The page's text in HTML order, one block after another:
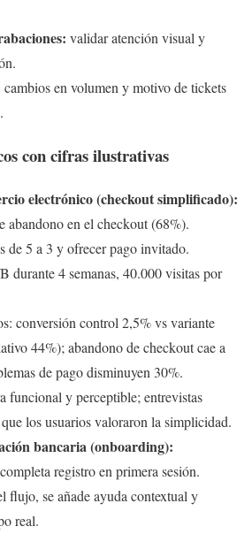
validar atención visual y
cambios en volumen y motivo de tickets
con cifras ilustrativas
electrónico (checkout simplificado):
abandono en el checkout (68%).
de 5 a 3 y ofrecer pago invitado.
durante 4 semanas, 40.000 visitas por
conversión control 2,5% vs variante
44%); abandono de checkout cae a
de pago disminuyen 30%.
funcional y perceptible; entrevistas
los usuarios valoraron la simplicidad.
bancaria (onboarding):
registro en primera sesión.
flujo, se añade ayuda contextual y
real.